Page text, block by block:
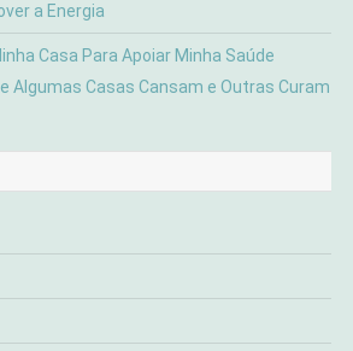
a Energia
Casa Para Apoiar Minha Saúde
Algumas Casas Cansam e Outras Curam